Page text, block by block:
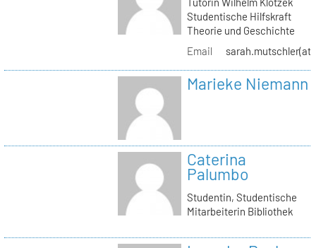
Studentische Hilfskraft
Theorie und Geschichte
Email
Marieke Niemann
Caterina
Palumbo
Studentin, Studentische
Mitarbeiterin Bibliothek